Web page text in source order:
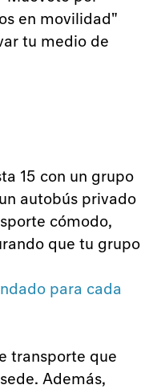
en movilidad"
tu medio de
15 con un grupo
autobús privado
cómodo,
que tu grupo
para cada
transporte que
Además,